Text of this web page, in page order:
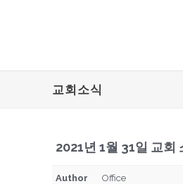
교회소식
2021년 1월 31일 교회
Author Office